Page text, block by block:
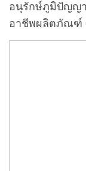
อนุรักษ์ภูมิปัญญ
อาชีพผลิตภัณฑ์